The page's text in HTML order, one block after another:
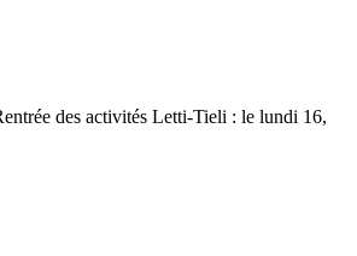
des activités Letti-Tieli : le lundi 16,